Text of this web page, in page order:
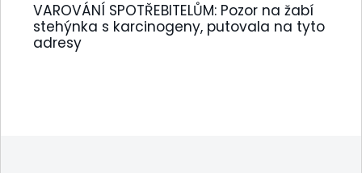
VAROVÁNÍ SPOTŘEBITELŮM: Pozor na žabí
stehýnka s karcinogeny, putovala na tyto
adresy